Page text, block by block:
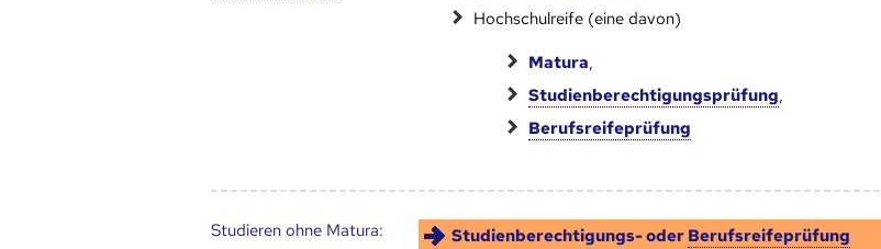
Hochschulreife (eine davon)
Matura,
Studienberechtigungsprüfung,
Berufsreifeprüfung
Studieren ohne Matura: Studienberechtigungs- oder Berufsreifeprüfung